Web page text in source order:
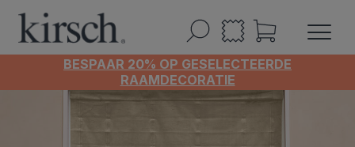
BESPAAR 20% OP GESELECTEERDE
RAAMDECORATIE